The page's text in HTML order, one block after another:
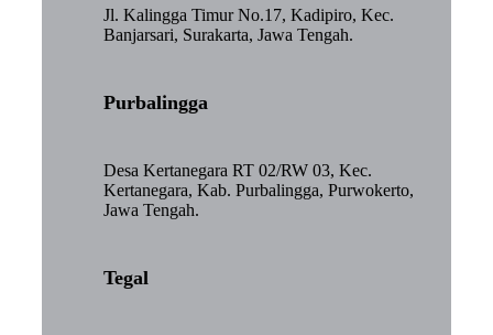
Jl. Kalingga Timur No.17, Kadipiro, Kec.
Banjarsari, Surakarta, Jawa Tengah.
Purbalingga
Desa Kertanegara RT 02/RW 03, Kec.
Kertanegara, Kab. Purbalingga, Purwokerto,
Jawa Tengah.
Tegal